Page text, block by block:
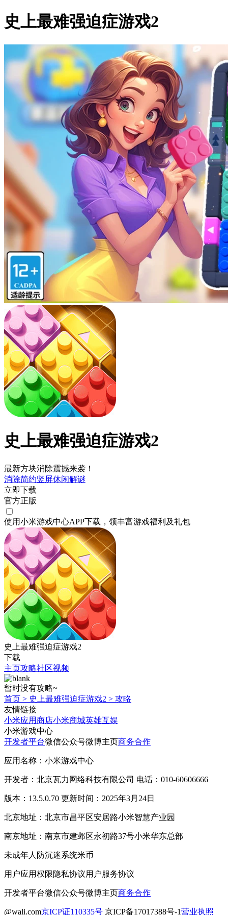
史上最难强迫症游戏2
史上最难强迫症游戏2
最新方块消除震撼来袭！
消除简约竖屏休闲解谜
立即下载
官方正版
使用小米游戏中心APP下载 ，领丰富游戏福利 及礼包
史上最难强迫症游戏2
下载
主页攻略社区视频
暂时没有攻略~
首页 > 史上最难强迫症游戏2 > 攻略
友情链接
小米应用商店小米商城英雄互娱
小米游戏中心
开发者平台微信公众号微博主页商务合作
应用名称：小米游戏中心
开发者：北京瓦力网络科技有限公司 电话：010-60606666
版本：13.5.0.70 更新时间：2025年3月24日
北京地址：北京市昌平区安居路小米智慧产业园
南京地址：南京市建邺区永初路37号小米华东总部
未成年人防沉迷系统米币
用户应用权限隐私协议用户服务协议
开发者平台微信公众号微博主页商务合作
@wali.com京ICP证110335号 京ICP备17017388号-1营业执照